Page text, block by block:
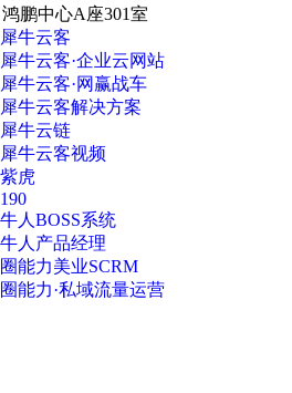
鸿鹏中心A座301室
犀牛云客
犀牛云客·企业云网站
犀牛云客·网赢战车
犀牛云客解决方案
犀牛云链
犀牛云客视频
紫虎
190
牛人BOSS系统
牛人产品经理
圈能力美业SCRM
圈能力·私域流量运营